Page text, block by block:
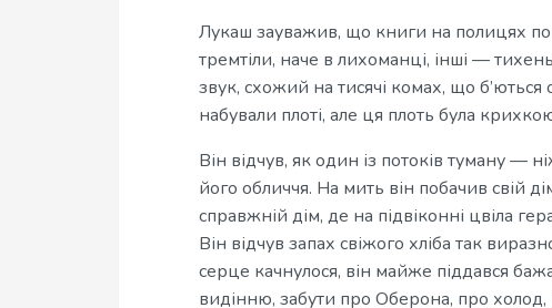
Лукаш зауважив, що книги на полицях
тремтіли, наче в лихоманці, інші —
звук, схожий на тисячі комах, що
набували плоті, але ця плоть була
Він відчув, як один із потоків туману —
його обличчя. На мить він побачив свій
справжній дім, де на підвіконні цвіла
Він відчув запах свіжого хліба так
серце качнулося, він майже піддався
видінню, забути про Оберона, про холод,